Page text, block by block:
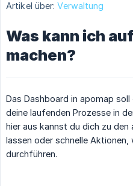
Artikel über: Verwaltung
Was kann ich
machen?
Das Dashboard in apomap
deine laufenden Prozesse in
hier aus kannst du dich zu den
lassen oder schnelle
durchführen.